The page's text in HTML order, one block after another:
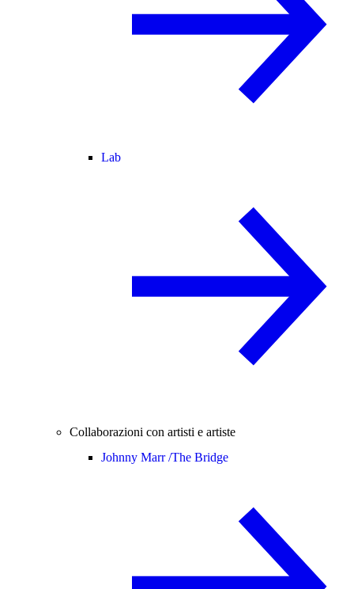
Lab
Collaborazioni con artisti e artiste
Johnny Marr /The Bridge